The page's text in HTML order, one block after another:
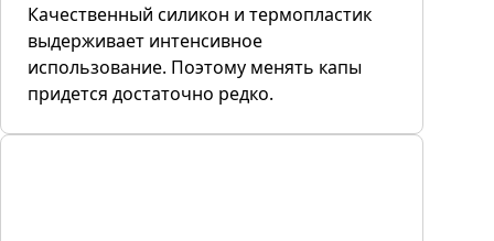
Качественный силикон и термопластик
выдерживает интенсивное
использование. Поэтому менять капы
придется достаточно редко.